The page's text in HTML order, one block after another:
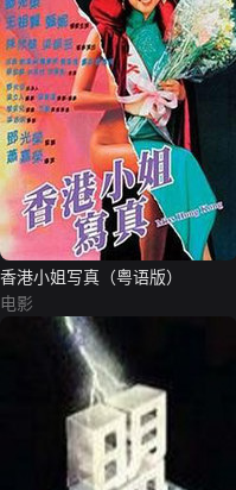
香港小姐写真（粤语版）
电影